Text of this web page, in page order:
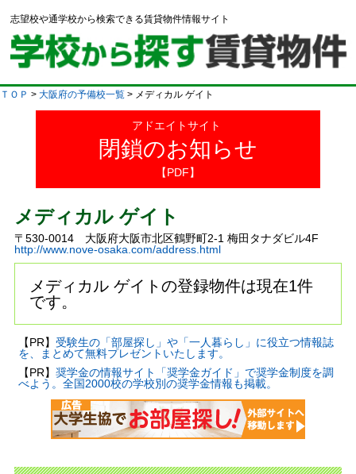
志望校や通学校から検索できる賃貸物件情報サイト
ＴＯＰ > 大阪府の予備校一覧 > メディカル ゲイト
アドエイトサイト
閉鎖のお知らせ
【PDF】
メディカル ゲイト
〒530-0014 大阪府大阪市北区鶴野町2-1 梅田タナダビル4F
http://www.nove-osaka.com/address.html
メディカル ゲイトの登録物件は現在1件
です。
【PR】 受験生の「部屋探し」や「一人暮らし」に役立つ情報誌
を、まとめて無料プレゼントいたします。
【PR】 奨学金の情報サイト「奨学金ガイド」で奨学金制度を調
べよう。全国2000校の学校別の奨学金情報も掲載。